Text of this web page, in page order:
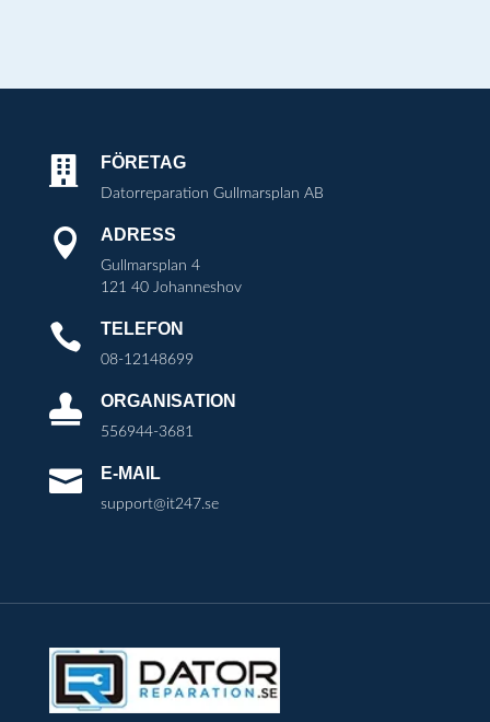
 FÖRETAG
Datorreparation Gullmarsplan AB
 ADRESS
Gullmarsplan 4
121 40 Johanneshov
 TELEFON
08-12148699
 ORGANISATION
556944-3681
 E-MAIL
support@it247.se